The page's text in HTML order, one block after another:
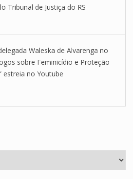
Tribunal de Justiça do RS
Waleska de Alvarenga no
sobre Feminicídio e Proteção
estreia no Youtube